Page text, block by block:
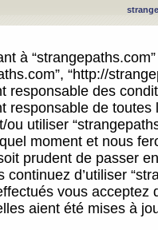
à
“http://
responsable des
responsable de
ou utiliser
moment et nous
prudent de passer
continuez d’utiliser
vous acceptez
aient été mises à